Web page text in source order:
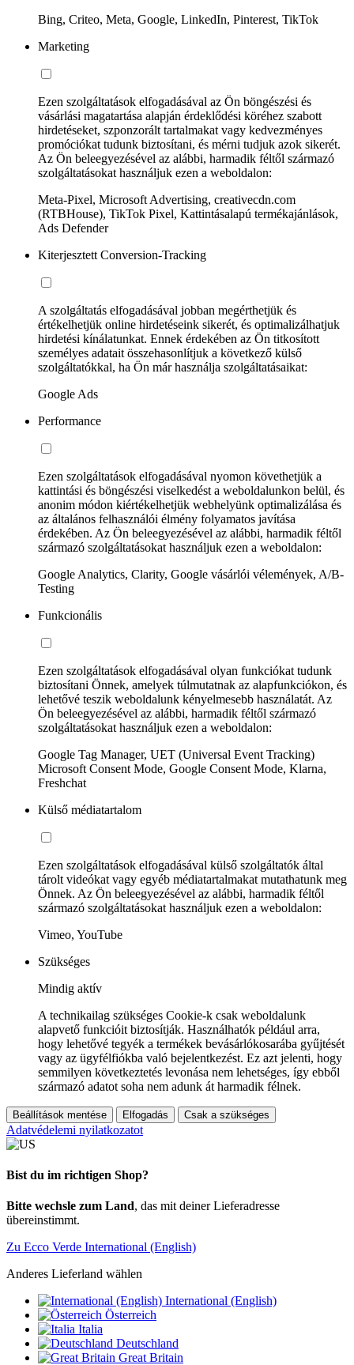
Bing, Criteo, Meta, Google, LinkedIn, Pinterest, TikTok
Marketing
Ezen szolgáltatások elfogadásával az Ön böngészési és
vásárlási magatartása alapján érdeklődési köréhez szabott
hirdetéseket, szponzorált tartalmakat vagy kedvezményes
promóciókat tudunk biztosítani, és mérni tudjuk azok sikerét.
Az Ön beleegyezésével az alábbi, harmadik féltől származó
szolgáltatásokat használjuk ezen a weboldalon:
Meta-Pixel, Microsoft Advertising, creativecdn.com
(RTBHouse), TikTok Pixel, Kattintásalapú termékajánlások,
Ads Defender
Kiterjesztett Conversion-Tracking
A szolgáltatás elfogadásával jobban megérthetjük és
értékelhetjük online hirdetéseink sikerét, és optimalizálhatjuk
hirdetési kínálatunkat. Ennek érdekében az Ön titkosított
személyes adatait összehasonlítjuk a következő külső
szolgáltatókkal, ha Ön már használja szolgáltatásaikat:
Google Ads
Performance
Ezen szolgáltatások elfogadásával nyomon követhetjük a
kattintási és böngészési viselkedést a weboldalunkon belül, és
anonim módon kiértékelhetjük webhelyünk optimalizálása és
az általános felhasználói élmény folyamatos javítása
érdekében. Az Ön beleegyezésével az alábbi, harmadik féltől
származó szolgáltatásokat használjuk ezen a weboldalon:
Google Analytics, Clarity, Google vásárlói vélemények, A/B-
Testing
Funkcionális
Ezen szolgáltatások elfogadásával olyan funkciókat tudunk
biztosítani Önnek, amelyek túlmutatnak az alapfunkciókon, és
lehetővé teszik weboldalunk kényelmesebb használatát. Az
Ön beleegyezésével az alábbi, harmadik féltől származó
szolgáltatásokat használjuk ezen a weboldalon:
Google Tag Manager, UET (Universal Event Tracking)
Microsoft Consent Mode, Google Consent Mode, Klarna,
Freshchat
Külső médiatartalom
Ezen szolgáltatások elfogadásával külső szolgáltatók által
tárolt videókat vagy egyéb médiatartalmakat mutathatunk meg
Önnek. Az Ön beleegyezésével az alábbi, harmadik féltől
származó szolgáltatásokat használjuk ezen a weboldalon:
Vimeo, YouTube
Szükséges
Mindig aktív
A technikailag szükséges Cookie-k csak weboldalunk
alapvető funkcióit biztosítják. Használhatók például arra,
hogy lehetővé tegyék a termékek bevásárlókosarába gyűjtését
vagy az ügyfélfiókba való bejelentkezést. Ez azt jelenti, hogy
semmilyen következtetés levonása nem lehetséges, így ebből
származó adatot soha nem adunk át harmadik félnek.
Beállítások mentése Elfogadás Csak a szükséges
Adatvédelemi nyilatkozatot
Bist du im richtigen Shop?
Bitte wechsle zum Land, das mit deiner Lieferadresse
übereinstimmt.
Zu Ecco Verde International (English)
Anderes Lieferland wählen
International (English)
Österreich
Italia
Deutschland
Great Britain